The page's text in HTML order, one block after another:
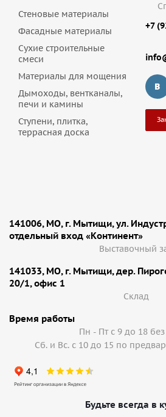
Стеновые материалы
Фасадные материалы
Сухие строительные
смеси
Материалы для мощения
Дымоходы, вентканалы,
печи и камины
Ступени, плитка,
террасная доска
+7
141006, МО, г. Мытищи, ул.
отдельный вход «Континент»
Выставочный
141033, МО, г. Мытищи, дер.
20/1, офис 1
Cклад
Время работы
Пн - Пт с 9 до 18
Сб. и Вс. с 10 до 15 по
Будьте всегда в